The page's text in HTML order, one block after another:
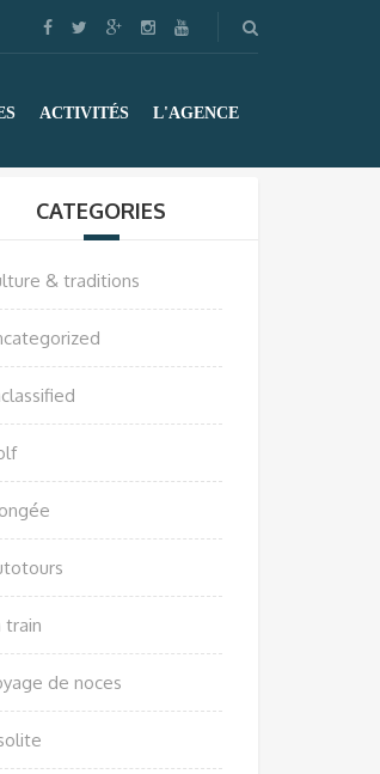
ACTIVITÉS L'AGENCE
CATEGORIES
& traditions
train
de noces